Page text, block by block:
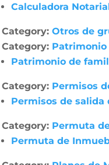
Calculadora
Category:Otros de
Category:
Patrimonio de
Category: Permisos
Permisos de salida
Category: Permuta
Permuta de